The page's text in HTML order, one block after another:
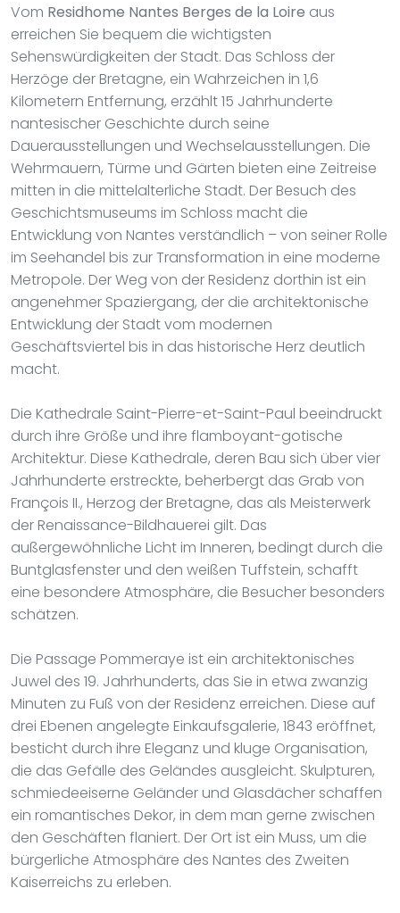
Vom Residhome Nantes Berges de la Loire aus
erreichen Sie bequem die wichtigsten
Sehenswürdigkeiten der Stadt. Das Schloss der
Herzöge der Bretagne, ein Wahrzeichen in 1,6
Kilometern Entfernung, erzählt 15 Jahrhunderte
nantesischer Geschichte durch seine
Dauerausstellungen und Wechselausstellungen. Die
Wehrmauern, Türme und Gärten bieten eine Zeitreise
mitten in die mittelalterliche Stadt. Der Besuch des
Geschichtsmuseums im Schloss macht die
Entwicklung von Nantes verständlich – von seiner Rolle
im Seehandel bis zur Transformation in eine moderne
Metropole. Der Weg von der Residenz dorthin ist ein
angenehmer Spaziergang, der die architektonische
Entwicklung der Stadt vom modernen
Geschäftsviertel bis in das historische Herz deutlich
macht.
Die Kathedrale Saint-Pierre-et-Saint-Paul beeindruckt
durch ihre Größe und ihre flamboyant-gotische
Architektur. Diese Kathedrale, deren Bau sich über vier
Jahrhunderte erstreckte, beherbergt das Grab von
François II., Herzog der Bretagne, das als Meisterwerk
der Renaissance-Bildhauerei gilt. Das
außergewöhnliche Licht im Inneren, bedingt durch die
Buntglasfenster und den weißen Tuffstein, schafft
eine besondere Atmosphäre, die Besucher besonders
schätzen.
Die Passage Pommeraye ist ein architektonisches
Juwel des 19. Jahrhunderts, das Sie in etwa zwanzig
Minuten zu Fuß von der Residenz erreichen. Diese auf
drei Ebenen angelegte Einkaufsgalerie, 1843 eröffnet,
besticht durch ihre Eleganz und kluge Organisation,
die das Gefälle des Geländes ausgleicht. Skulpturen,
schmiedeeiserne Geländer und Glasdächer schaffen
ein romantisches Dekor, in dem man gerne zwischen
den Geschäften flaniert. Der Ort ist ein Muss, um die
bürgerliche Atmosphäre des Nantes des Zweiten
Kaiserreichs zu erleben.